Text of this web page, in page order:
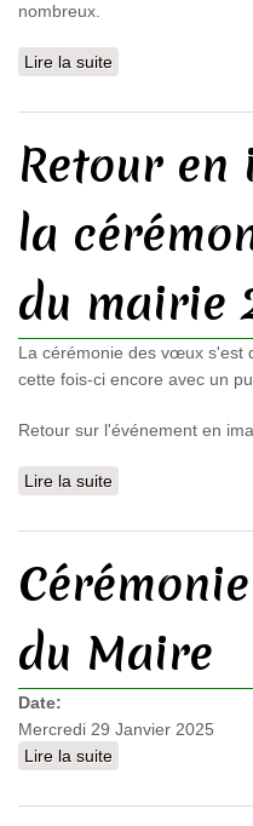
nombreux.
Lire la suite
Retour en
la
du mairie
La cérémonie des vœux s'est
cette fois-ci encore avec un
Retour sur l'événement en
Lire la suite
du Maire
Date:
Mercredi 29 Janvier 2025
Lire la suite